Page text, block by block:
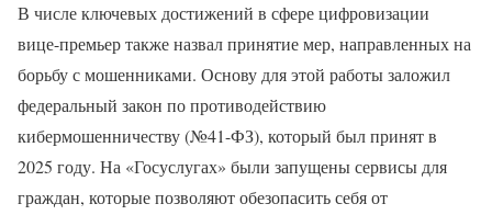
В числе ключевых достижений в сфере цифровизации
вице-премьер также назвал принятие мер, направленных на
борьбу с мошенниками. Основу для этой работы заложил
федеральный закон по противодействию
кибермошенничеству (№41-ФЗ), который был принят в
2025 году. На «Госуслугах» были запущены сервисы для
граждан, которые позволяют обезопасить себя от